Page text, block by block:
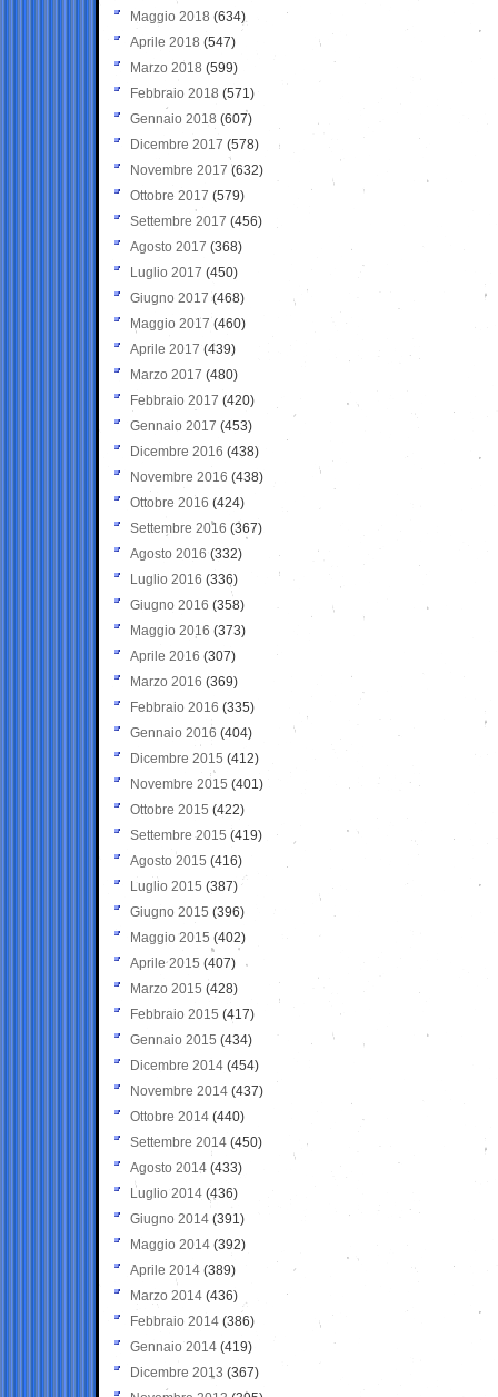
Maggio 2018 (634)
Aprile 2018 (547)
Marzo 2018 (599)
Febbraio 2018 (571)
Gennaio 2018 (607)
Dicembre 2017 (578)
Novembre 2017 (632)
Ottobre 2017 (579)
Settembre 2017 (456)
Agosto 2017 (368)
Luglio 2017 (450)
Giugno 2017 (468)
Maggio 2017 (460)
Aprile 2017 (439)
Marzo 2017 (480)
Febbraio 2017 (420)
Gennaio 2017 (453)
Dicembre 2016 (438)
Novembre 2016 (438)
Ottobre 2016 (424)
Settembre 2016 (367)
Agosto 2016 (332)
Luglio 2016 (336)
Giugno 2016 (358)
Maggio 2016 (373)
Aprile 2016 (307)
Marzo 2016 (369)
Febbraio 2016 (335)
Gennaio 2016 (404)
Dicembre 2015 (412)
Novembre 2015 (401)
Ottobre 2015 (422)
Settembre 2015 (419)
Agosto 2015 (416)
Luglio 2015 (387)
Giugno 2015 (396)
Maggio 2015 (402)
Aprile 2015 (407)
Marzo 2015 (428)
Febbraio 2015 (417)
Gennaio 2015 (434)
Dicembre 2014 (454)
Novembre 2014 (437)
Ottobre 2014 (440)
Settembre 2014 (450)
Agosto 2014 (433)
Luglio 2014 (436)
Giugno 2014 (391)
Maggio 2014 (392)
Aprile 2014 (389)
Marzo 2014 (436)
Febbraio 2014 (386)
Gennaio 2014 (419)
Dicembre 2013 (367)